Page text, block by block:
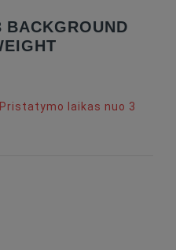
BACKGROUND
laikas nuo 3